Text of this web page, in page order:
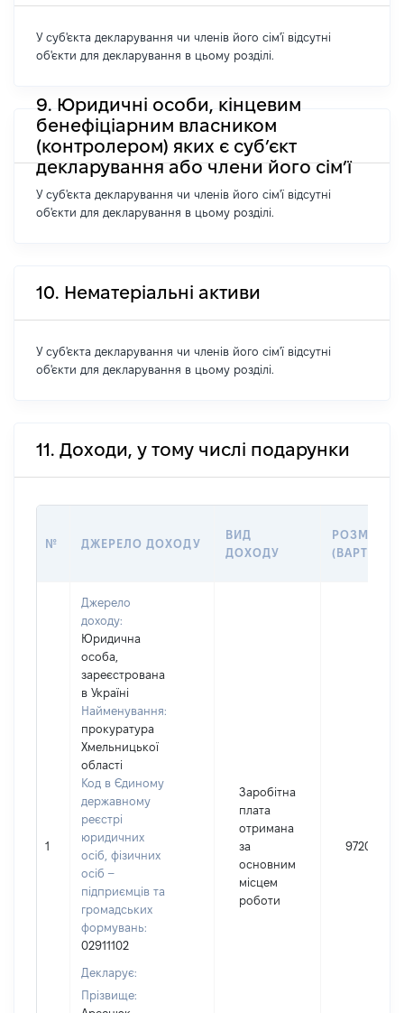
У суб'єкта декларування чи членів його сім'ї відсутні
об'єкти для декларування в цьому розділі.
9. Юридичні особи, кінцевим
бенефіціарним власником
(контролером) яких є суб’єкт
декларування або члени його сім’ї
У суб'єкта декларування чи членів його сім'ї відсутні
об'єкти для декларування в цьому розділі.
10. Нематеріальні активи
У суб'єкта декларування чи членів його сім'ї відсутні
об'єкти для декларування в цьому розділі.
11. Доходи, у тому числі подарунки
№ ДЖЕРЕЛО ДОХОДУ
ВИД
ДОХОДУ
РОЗМІР
(ВАРТІСТЬ)
1
Джерело
доходу:
Юридична
особа,
зареєстрована
в Україні
Найменування:
прокуратура
Хмельницької
області
Код в Єдиному
державному
реєстрі
юридичних
осіб, фізичних
осіб –
підприємців та
громадських
формувань:
02911102
Декларує:
Прізвище:
Заробітна
плата
отримана
за
основним
місцем
роботи
97202